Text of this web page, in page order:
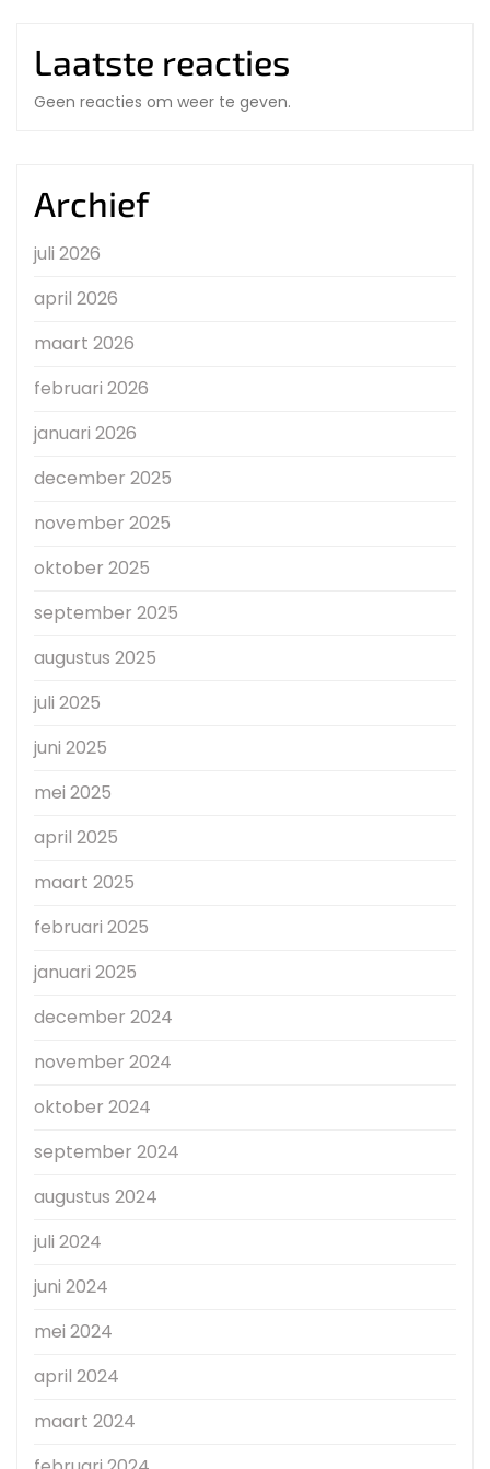
Laatste reacties
Geen reacties om weer te geven.
Archief
juli 2026
april 2026
maart 2026
februari 2026
januari 2026
december 2025
november 2025
oktober 2025
september 2025
augustus 2025
juli 2025
juni 2025
mei 2025
april 2025
maart 2025
februari 2025
januari 2025
december 2024
november 2024
oktober 2024
september 2024
augustus 2024
juli 2024
juni 2024
mei 2024
april 2024
maart 2024